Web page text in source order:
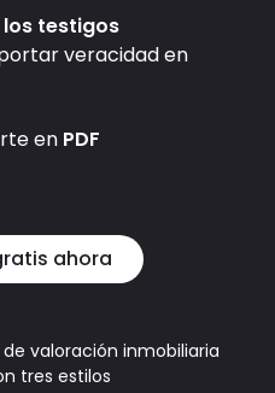
los testigos
veracidad en
en PDF
ahora